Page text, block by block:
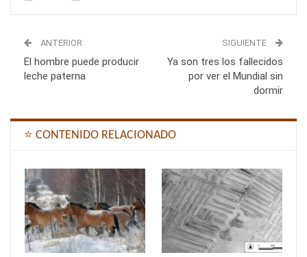
ANTERIOR
El hombre puede producir
leche paterna
SIGUIENTE
Ya son tres los fallecidos
por ver el Mundial sin
dormir
⭐ CONTENIDO RELACIONADO